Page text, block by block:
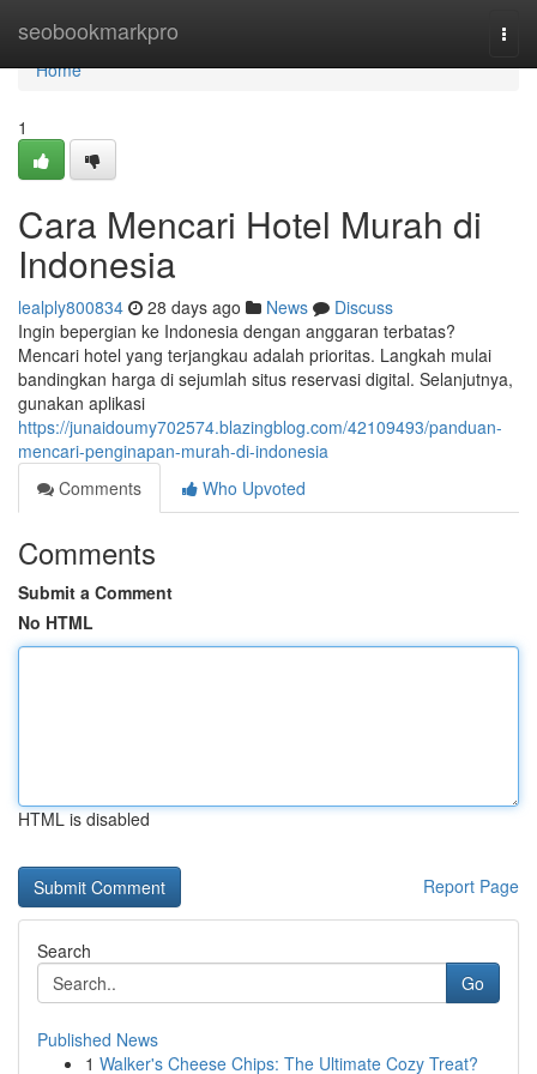
seobookmarkpro
Home
Home
1
Cara Mencari Hotel Murah di
Indonesia
lealply800834 28 days ago News
Discuss
Ingin bepergian ke Indonesia dengan anggaran terbatas?
Mencari hotel yang terjangkau adalah prioritas. Langkah mulai
bandingkan harga di sejumlah situs reservasi digital. Selanjutnya,
gunakan aplikasi
https://junaidoumy702574.blazingblog.com/42109493/panduan-
mencari-penginapan-murah-di-indonesia
Comments
Who Upvoted
Comments
Submit a Comment
No HTML
HTML is disabled
Report Page
Search
Go
Published News
1 Walker's Cheese Chips: The Ultimate Cozy Treat?